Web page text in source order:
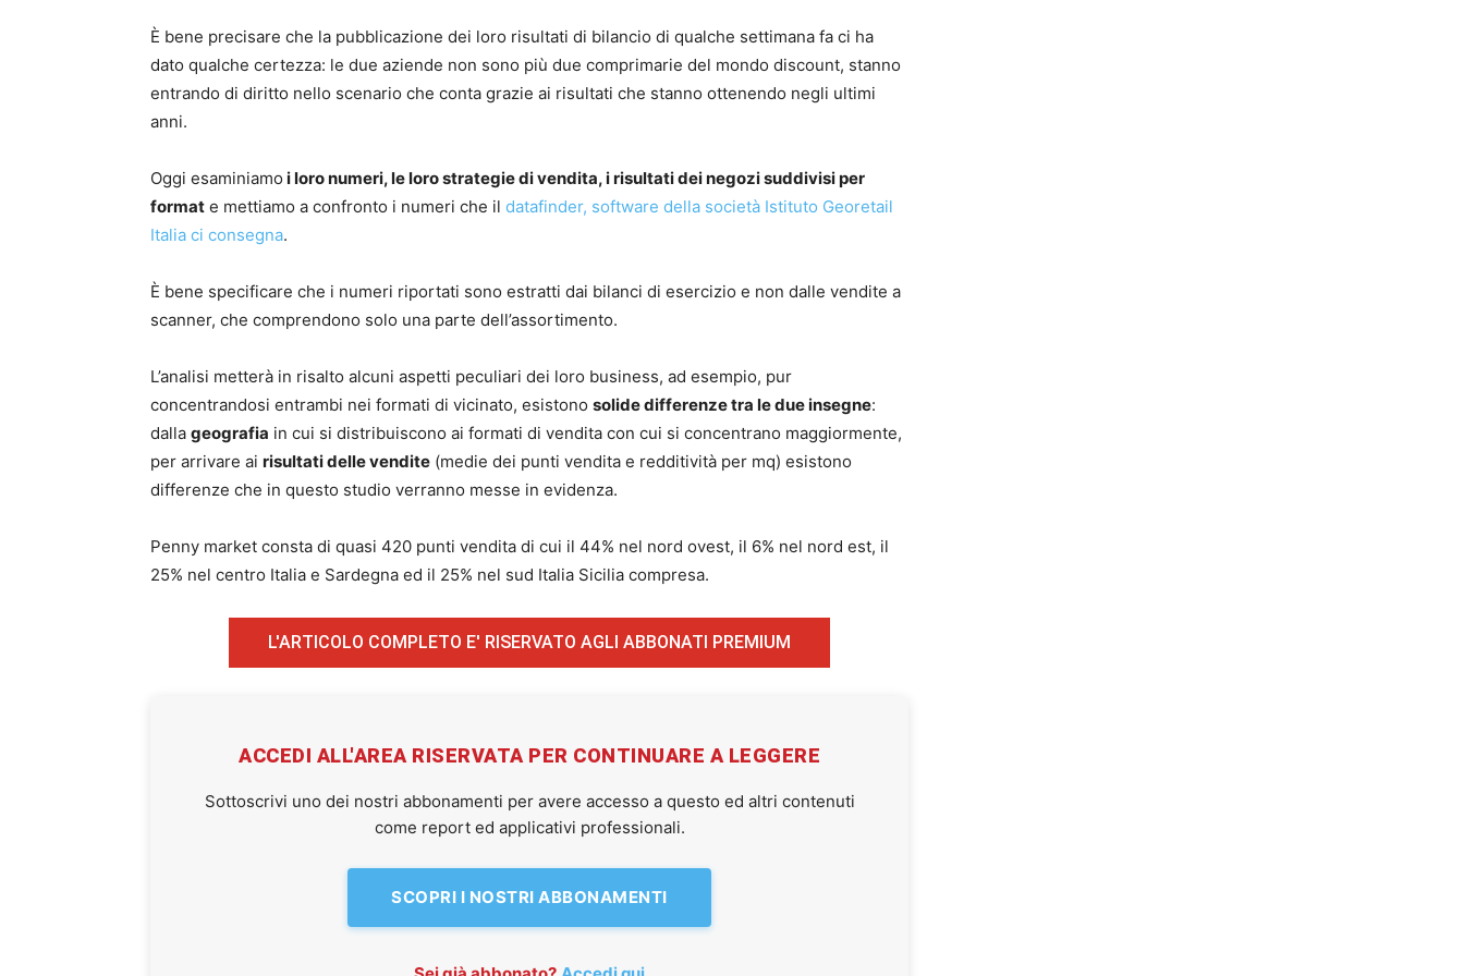
È bene precisare che la pubblicazione dei loro risultati di bilancio di qualche settimana fa ci ha
dato qualche certezza: le due aziende non sono più due comprimarie del mondo discount, stanno
entrando di diritto nello scenario che conta grazie ai risultati che stanno ottenendo negli ultimi
anni.
Oggi esaminiamo i loro numeri, le loro strategie di vendita, i risultati dei negozi suddivisi per
format e mettiamo a confronto i numeri che il datafinder, software della società Istituto Georetail
Italia ci consegna.
È bene specificare che i numeri riportati sono estratti dai bilanci di esercizio e non dalle vendite a
scanner, che comprendono solo una parte dell’assortimento.
L’analisi metterà in risalto alcuni aspetti peculiari dei loro business, ad esempio, pur
concentrandosi entrambi nei formati di vicinato, esistono solide differenze tra le due insegne:
dalla geografia in cui si distribuiscono ai formati di vendita con cui si concentrano maggiormente,
per arrivare ai risultati delle vendite (medie dei punti vendita e redditività per mq) esistono
differenze che in questo studio verranno messe in evidenza.
Penny market consta di quasi 420 punti vendita di cui il 44% nel nord ovest, il 6% nel nord est, il
25% nel centro Italia e Sardegna ed il 25% nel sud Italia Sicilia compresa.
L'ARTICOLO COMPLETO E' RISERVATO AGLI ABBONATI PREMIUM
ACCEDI ALL'AREA RISERVATA PER CONTINUARE A LEGGERE
Sottoscrivi uno dei nostri abbonamenti per avere accesso a questo ed altri contenuti
come report ed applicativi professionali.
SCOPRI I NOSTRI ABBONAMENTI